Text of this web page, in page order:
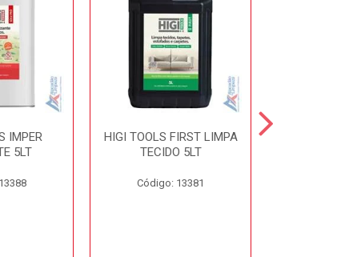
IMPER
5LT
HIGI TOOLS FIRST LIMPA
TECIDO 5LT
Código: 13381